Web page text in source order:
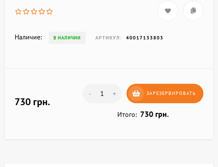
Наличие: В НАЛИЧИИ АРТИКУЛ: 40017133803
730 грн.
- + ЗАРЕЗЕРВИРОВАТЬ
Итого: 730 грн.